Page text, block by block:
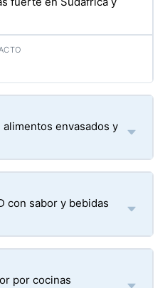
envasados y
con sabor y bebidas
por cocinas